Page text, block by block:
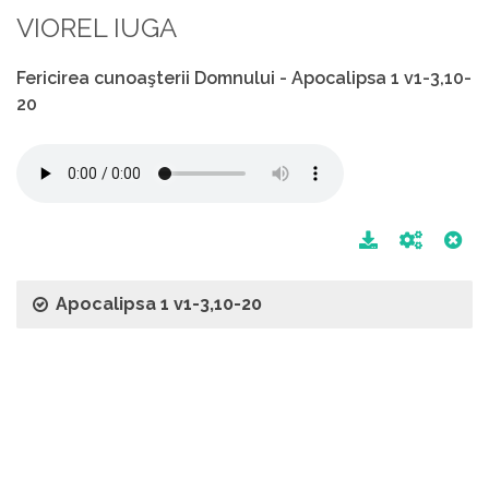
VIOREL IUGA
Fericirea cunoaşterii Domnului - Apocalipsa 1 v1-3,10-
20
Apocalipsa 1 v1-3,10-20